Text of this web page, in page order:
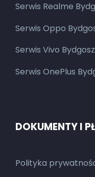
Serwis Realme
Serwis Oppo
Serwis Vivo
Serwis OnePlus
DOKUMENTY I
Polityka